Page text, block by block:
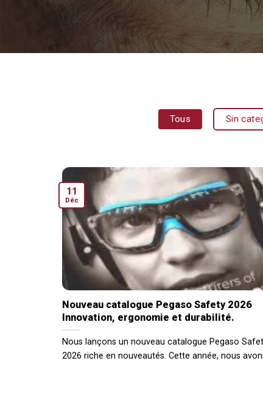
Tous Sin
Nouveau catalogue Pegaso Safety 2026
Innovation, ergonomie et durabilité.
Nous lançons un nouveau catalogue Pegaso
2026 riche en nouveautés. Cette année, nous
11
Déc